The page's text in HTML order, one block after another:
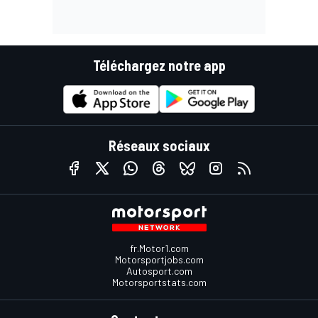
Téléchargez notre app
Réseaux sociaux
fr.Motor1.com
Motorsportjobs.com
Autosport.com
Motorsportstats.com